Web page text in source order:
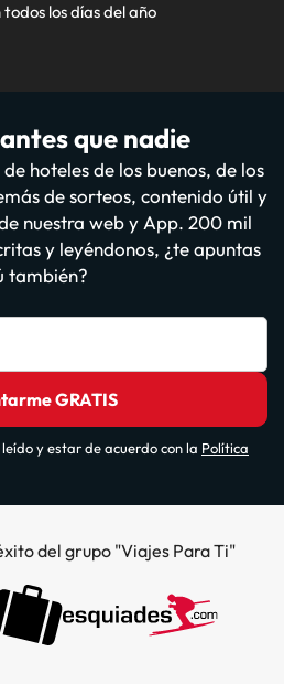
los días del año
que nadie
hoteles de los buenos, de los
de sorteos, contenido útil y
nuestra web y App. 200 mil
y leyéndonos, ¿te apuntas
también?
GRATIS
y estar de acuerdo con la Política
del grupo "Viajes Para Ti"